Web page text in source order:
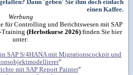
Werbung
für Controlling und Berichtswesen mit SAP
Training (Herbstkurse 2026) finden Sie hier
unter:
SAP S/4HANA mit Migrationscockpit und
"
mit SAP Report Painter"